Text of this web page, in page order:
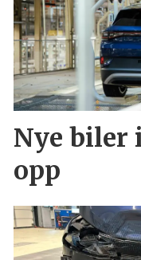
Nye biler
opp